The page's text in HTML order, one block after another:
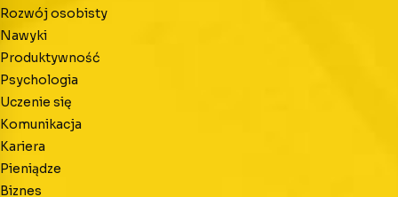
Rozwój osobisty
Nawyki
Produktywność
Psychologia
Uczenie się
Komunikacja
Kariera
Pieniądze
Biznes